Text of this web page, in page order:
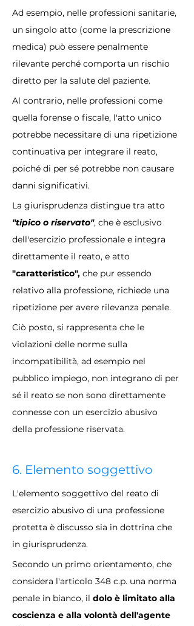
Ad esempio, nelle professioni sanitarie,
un singolo atto (come la prescrizione
medica) può essere penalmente
rilevante perché comporta un rischio
diretto per la salute del paziente.
Al contrario, nelle professioni come
quella forense o fiscale, l'atto unico
potrebbe necessitare di una ripetizione
continuativa per integrare il reato,
poiché di per sé potrebbe non causare
danni significativi.
La giurisprudenza distingue tra atto
"tipico o riservato", che è esclusivo
dell'esercizio professionale e integra
direttamente il reato, e atto
"caratteristico", che pur essendo
relativo alla professione, richiede una
ripetizione per avere rilevanza penale.
Ciò posto, si rappresenta che le
violazioni delle norme sulla
incompatibilità, ad esempio nel
pubblico impiego, non integrano di per
sé il reato se non sono direttamente
connesse con un esercizio abusivo
della professione riservata.
6. Elemento soggettivo
L'elemento soggettivo del reato di
esercizio abusivo di una professione
protetta è discusso sia in dottrina che
in giurisprudenza.
Secondo un primo orientamento, che
considera l'articolo 348 c.p. una norma
penale in bianco, il dolo è limitato alla
coscienza e alla volontà dell'agente